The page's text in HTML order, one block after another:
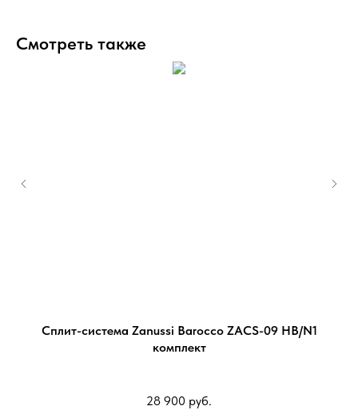
Смотреть также
Сплит-система Zanussi Barocco ZACS-09 HB/N1
комплект
28 900 руб.